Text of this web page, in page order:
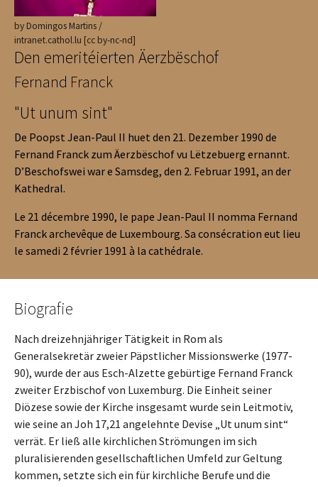
by Domingos Martins /
intranet.cathol.lu [cc by-nc-nd]
Den emeritéierten Äerzbëschof
Fernand Franck
"Ut unum sint"
De Poopst Jean-Paul II huet den 21. Dezember 1990 de
Fernand Franck zum Äerzbëschof vu Lëtzebuerg ernannt.
D’Beschofswei war e Samsdeg, den 2. Februar 1991, an der
Kathedral.
Le 21 décembre 1990, le pape Jean-Paul II nomma Fernand
Franck archevêque de Luxembourg. Sa consécration eut lieu
le samedi 2 février 1991 à la cathédrale.
Biografie
Nach dreizehnjähriger Tätigkeit in Rom als
Generalsekretär zweier Päpstlicher Missionswerke (1977-
90), wurde der aus Esch-Alzette gebürtige Fernand Franck
zweiter Erzbischof von Luxemburg. Die Einheit seiner
Diözese sowie der Kirche insgesamt wurde sein Leitmotiv,
wie seine an Joh 17,21 angelehnte Devise „Ut unum sint“
verrät. Er ließ alle kirchlichen Strömungen im sich
pluralisierenden gesellschaftlichen Umfeld zur Geltung
kommen, setzte sich ein für kirchliche Berufe und die